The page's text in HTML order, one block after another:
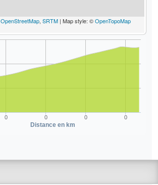
OpenStreetMap, SRTM | Map style: ©OpenTopoMap
Distance en km
0 0 0 0